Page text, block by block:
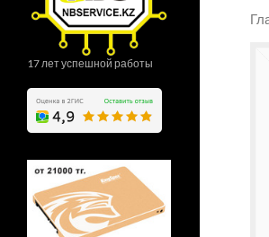
17 лет успешной работы